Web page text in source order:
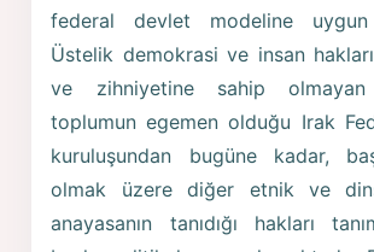
federal devlet modeline uygun
Üstelik demokrasi ve insan
ve zihniyetine sahip
toplumun egemen olduğu Irak
kuruluşundan bugüne kadar,
olmak üzere diğer etnik ve
anayasanın tanıdığı hakları